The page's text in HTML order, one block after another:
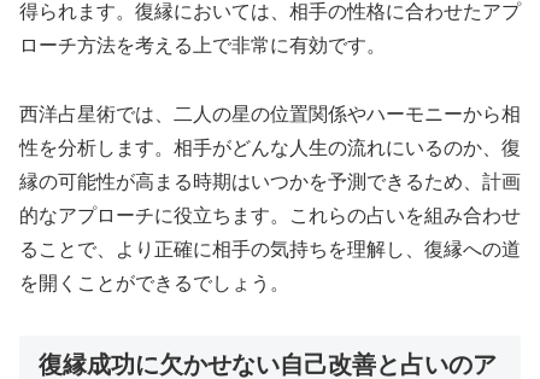
得られます。復縁においては、相手の性格に合わせたアプ
ローチ方法を考える上で非常に有効です。
西洋占星術では、二人の星の位置関係やハーモニーから相
性を分析します。相手がどんな人生の流れにいるのか、復
縁の可能性が高まる時期はいつかを予測できるため、計画
的なアプローチに役立ちます。これらの占いを組み合わせ
ることで、より正確に相手の気持ちを理解し、復縁への道
を開くことができるでしょう。
復縁成功に欠かせない自己改善と占いのア